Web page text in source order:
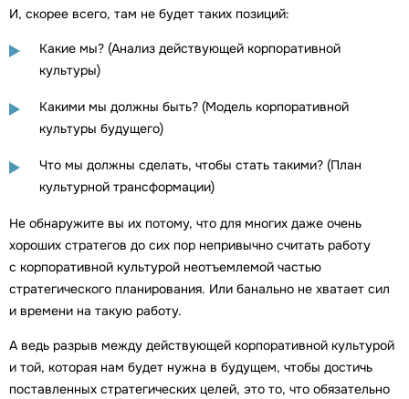
И, скорее всего, там не будет таких позиций:
Какие мы? (Анализ действующей корпоративной
культуры)
Какими мы должны быть? (Модель корпоративной
культуры будущего)
Что мы должны сделать, чтобы стать такими? (План
культурной трансформации)
Не обнаружите вы их потому, что для многих даже очень
хороших стратегов до сих пор непривычно считать работу
с корпоративной культурой неотъемлемой частью
стратегического планирования. Или банально не хватает сил
и времени на такую работу.
А ведь разрыв между действующей корпоративной культурой
и той, которая нам будет нужна в будущем, чтобы достичь
поставленных стратегических целей, это то, что обязательно